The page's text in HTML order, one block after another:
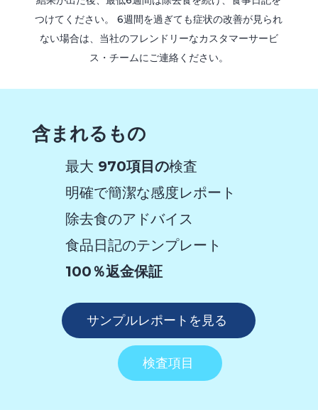
つけてください。 6週間を過ぎても症状の改善が見られ
ない場合は、当社のフレンドリーなカスタマーサービ
ス・チームにご連絡ください。
含まれるもの
最大 970項目の検査
明確で簡潔な感度レポート
除去食のアドバイス
食品日記のテンプレート
100％返金保証
サンプルレポートを見る
検査項目